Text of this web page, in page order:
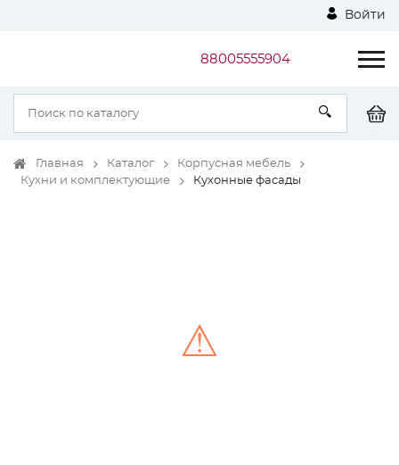
Войти
88005555904
Главная Каталог
Корпусная мебель
Кухни и комплектующие
Кухонные фасады
⚠